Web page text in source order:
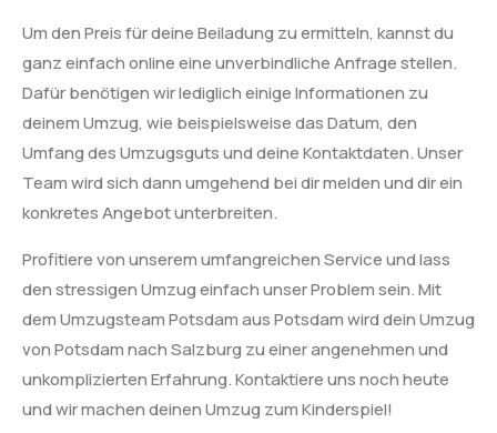
Um den Preis für deine Beiladung zu ermitteln, kannst du
ganz einfach online eine unverbindliche Anfrage stellen.
Dafür benötigen wir lediglich einige Informationen zu
deinem Umzug, wie beispielsweise das Datum, den
Umfang des Umzugsguts und deine Kontaktdaten. Unser
Team wird sich dann umgehend bei dir melden und dir ein
konkretes Angebot unterbreiten.
Profitiere von unserem umfangreichen Service und lass
den stressigen Umzug einfach unser Problem sein. Mit
dem Umzugsteam Potsdam aus Potsdam wird dein Umzug
von Potsdam nach Salzburg zu einer angenehmen und
unkomplizierten Erfahrung. Kontaktiere uns noch heute
und wir machen deinen Umzug zum Kinderspiel!